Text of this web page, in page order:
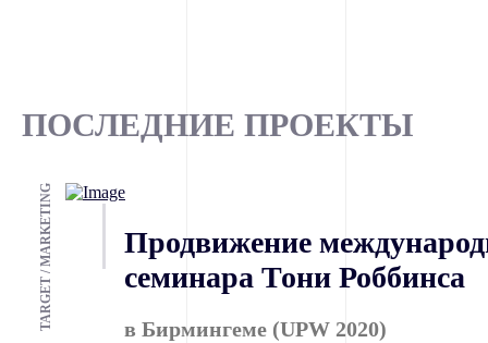
ПОСЛЕДНИЕ ПРОЕКТЫ
TARGET / MARKETING
Продвижение
семинара Тони Роббинса
в Бирмингеме (UPW 2020)